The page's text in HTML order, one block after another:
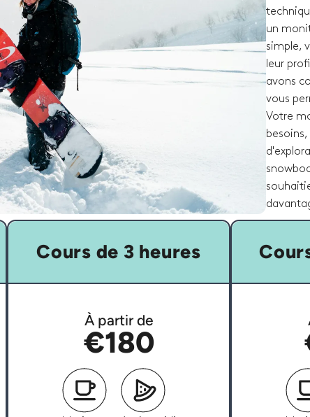
un
simple,
leur
avons
vous
Votre
Cours de 3 heures
À partir de
€180